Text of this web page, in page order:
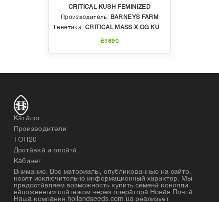
CRITICAL KUSH FEMINIZED
Производитель: BARNEYS FARM
Генетика: CRITICAL MASS X OG KUSH
₴1890
Каталог
Производители
ТОП20
Доставка и оплата
Кабинет
Внимание: Все материалы, опубликованные на сайте,
носят исключительно информационный характер. Мы
предоставляем возможность купить семена конопли
наложенным платежом через оператора Новая Почта.
Наша компания hollandseeds.com.ua реализует